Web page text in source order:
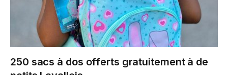
250 sacs à dos offerts gratuitement à de